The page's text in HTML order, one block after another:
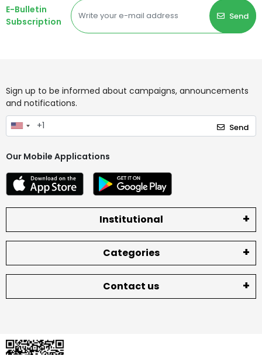
E-Bulletin
Subscription
Send
Sign up to be informed about campaigns, announcements
and notifications.
Send
Our Mobile Applications
Institutional
Categories
Contact us